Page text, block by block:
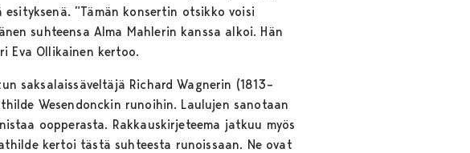
”Tämän konsertin otsikko voisi
suhteensa Alma Mahlerin kanssa alkoi. Hän
Eva Ollikainen kertoo.
saksalaissäveltäjä Richard Wagnerin (1813–
Wesendonckin runoihin. Laulujen sanotaan
oopperasta. Rakkauskirjeteema jatkuu myös
kertoi tästä suhteesta runoissaan. Ne ovat